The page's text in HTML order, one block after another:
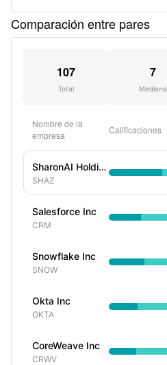
Comparación entre pares
107
Total
7
Mediana
Nombre de la
empresa
Calificaciones
SharonAI Holdings Ord Shs Class A
SHAZ
Salesforce Inc
CRM
Snowflake Inc
SNOW
Okta Inc
OKTA
CoreWeave Inc
CRWV